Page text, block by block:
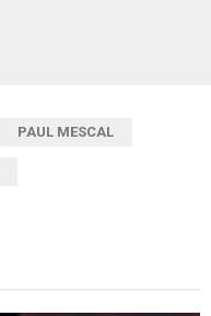
PAUL MESCAL